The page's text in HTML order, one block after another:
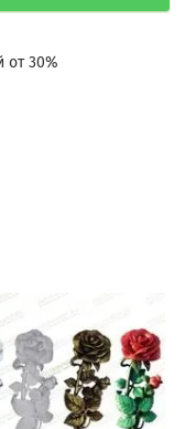
от 30%